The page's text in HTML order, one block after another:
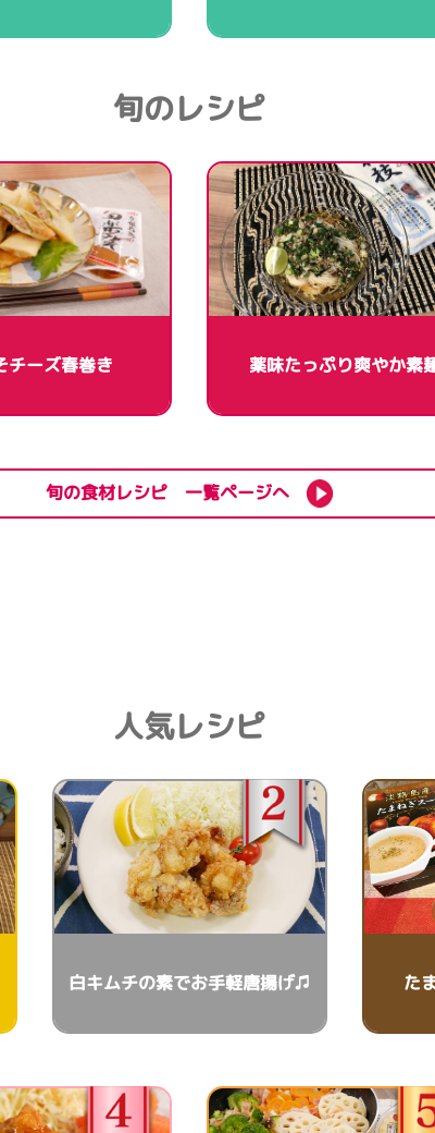
旬のレシピ
チーズ春巻き 薬味たっぷり爽やか素
旬の食材レシピ 一覧ページへ
人気レシピ
白キムチの素でお手軽唐揚げ♫ た